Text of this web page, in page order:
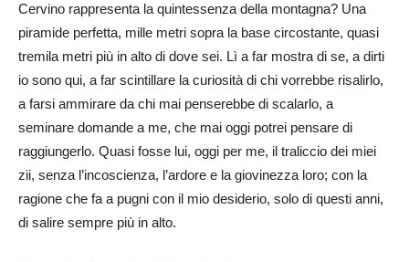
Cervino rappresenta la quintessenza della montagna? Una
piramide perfetta, mille metri sopra la base circostante, quasi
tremila metri più in alto di dove sei. Lì a far mostra di se, a dirti
io sono qui, a far scintillare la curiosità di chi vorrebbe risalirlo,
a farsi ammirare da chi mai penserebbe di scalarlo, a
seminare domande a me, che mai oggi potrei pensare di
raggiungerlo. Quasi fosse lui, oggi per me, il traliccio dei miei
zii, senza l’incoscienza, l’ardore e la giovinezza loro; con la
ragione che fa a pugni con il mio desiderio, solo di questi anni,
di salire sempre più in alto.